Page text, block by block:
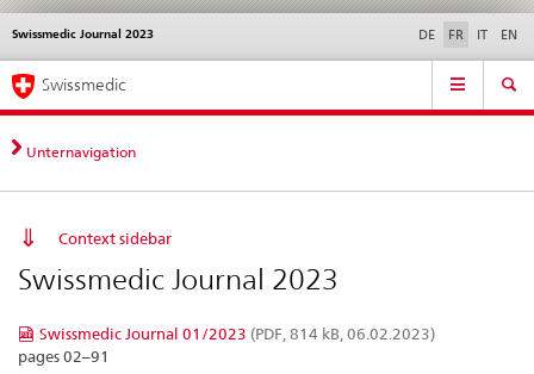
Navigation
directe:
actualités,
bases
contact
Actualités & Mises à
normes
Contact | Support &
aide
Swissmedic Journal 2023 DE FR IT EN
Service
Navigation
Swissmedic
Unternavigation
Context sidebar
Swissmedic Journal 2023
Swissmedic Journal 01/2023 (PDF, 814 kB, 06.02.2023)
pages 02–91